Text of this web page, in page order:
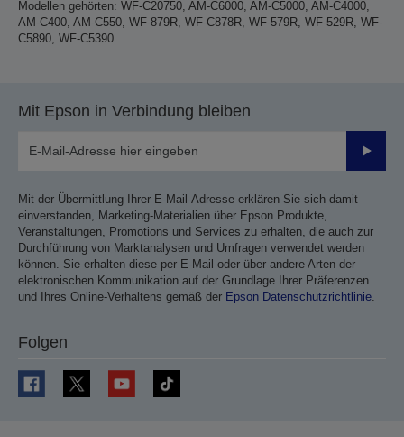
Modellen gehörten: WF-C20750, AM-C6000, AM-C5000, AM-C4000,
AM-C400, AM-C550, WF-879R, WF-C878R, WF-579R, WF-529R, WF-
C5890, WF-C5390.
Mit Epson in Verbindung bleiben
Mit der Übermittlung Ihrer E-Mail-Adresse erklären Sie sich damit
einverstanden, Marketing-Materialien über Epson Produkte,
Veranstaltungen, Promotions und Services zu erhalten, die auch zur
Durchführung von Marktanalysen und Umfragen verwendet werden
können. Sie erhalten diese per E-Mail oder über andere Arten der
elektronischen Kommunikation auf der Grundlage Ihrer Präferenzen
und Ihres Online-Verhaltens gemäß der Epson Datenschutzrichtlinie.
Folgen